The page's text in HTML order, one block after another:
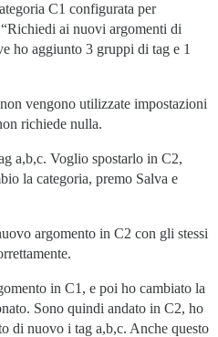
C1 configurata per
ai nuovi argomenti di
ho aggiunto 3 gruppi di tag e 1
vengono utilizzate impostazioni
richiede nulla.
a,b,c. Voglio spostarlo in C2,
la categoria, premo Salva e
argomento in C2 con gli stessi
in C1, e poi ho cambiato la
Sono quindi andato in C2, ho
di nuovo i tag a,b,c. Anche questo